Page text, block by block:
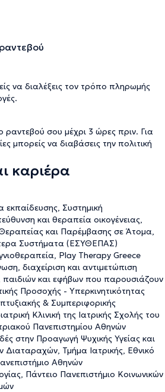
να διαλέξεις τον τρόπο πληρωμής
σου μέχρι 3 ώρες πριν. Για
μπορείς να διαβάσεις την πολιτική
καριέρα
Συστημική
και θεραπεία οικογένειας,
Θεραπείας και Παρέμβασης σε Άτομα,
Συστήματα (ΕΣΥΘΕΠΑΣ)
Play Therapy Greece
διαχείριση και αντιμετώπιση
και εφήβων που παρουσιάζουν
Προσοχής - Υπερκινητικότητας
& Συμπεριφορικής
Κλινική της Ιατρικής Σχολής του
Πανεπιστημίου Αθηνών
στην Προαγωγή Ψυχικής Υγείας και
Διαταραχών, Τμήμα Ιατρικής, Εθνικό
Αθηνών
Πάντειο Πανεπιστήμιο Κοινωνικών